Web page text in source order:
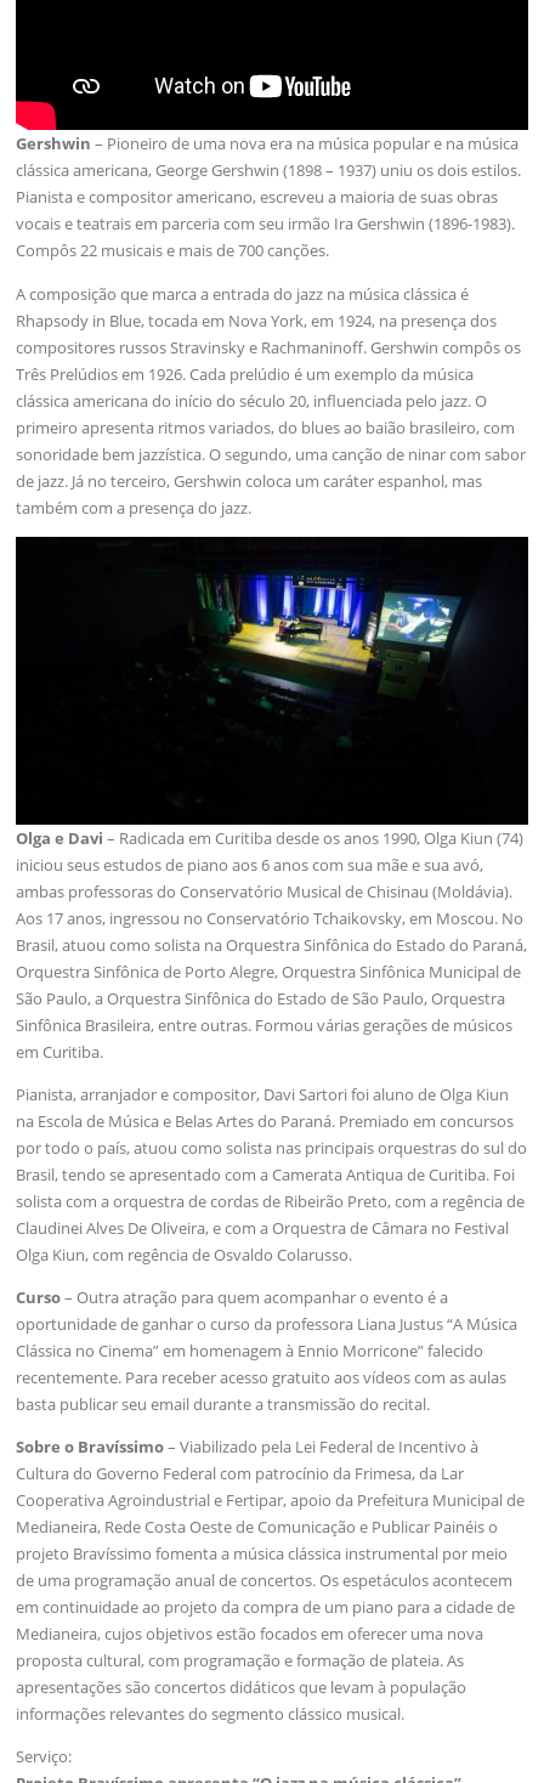
Gershwin– Pioneiro de uma nova era na música popular e na música
clássica americana, George Gershwin (1898 – 1937) uniu os dois estilos.
Pianista e compositor americano, escreveu a maioria de suas obras
vocais e teatrais em parceria com seu irmão Ira Gershwin (1896-1983).
Compôs 22 musicais e mais de 700 canções.
A composição que marca a entrada do jazz na música clássica é
Rhapsody in Blue, tocada em Nova York, em 1924, na presença dos
compositores russos Stravinsky e Rachmaninoff. Gershwin compôs os
Três Prelúdios em 1926. Cada prelúdio é um exemplo da música
clássica americana do início do século 20, influenciada pelo jazz. O
primeiro apresenta ritmos variados, do blues ao baião brasileiro, com
sonoridade bem jazzística. O segundo, uma canção de ninar com sabor
de jazz. Já no terceiro, Gershwin coloca um caráter espanhol, mas
também com a presença do jazz.
Olga e Davi – Radicada em Curitiba desde os anos 1990, Olga Kiun (74)
iniciou seus estudos de piano aos 6 anos com sua mãe e sua avó,
ambas professoras do Conservatório Musical de Chisinau (Moldávia).
Aos 17 anos, ingressou no Conservatório Tchaikovsky, em Moscou. No
Brasil, atuou como solista na Orquestra Sinfônica do Estado do Paraná,
Orquestra Sinfônica de Porto Alegre, Orquestra Sinfônica Municipal de
São Paulo, a Orquestra Sinfônica do Estado de São Paulo, Orquestra
Sinfônica Brasileira, entre outras. Formou várias gerações de músicos
em Curitiba.
Pianista, arranjador e compositor, Davi Sartori foi aluno de Olga Kiun
na Escola de Música e Belas Artes do Paraná. Premiado em concursos
por todo o país, atuou como solista nas principais orquestras do sul do
Brasil, tendo se apresentado com a Camerata Antiqua de Curitiba. Foi
solista com a orquestra de cordas de Ribeirão Preto, com a regência de
Claudinei Alves De Oliveira, e com a Orquestra de Câmara no Festival
Olga Kiun, com regência de Osvaldo Colarusso.
Curso– Outra atração para quem acompanhar o evento é a
oportunidade de ganhar o curso da professora Liana Justus “A Música
Clássica no Cinema” em homenagem à Ennio Morricone” falecido
recentemente. Para receber acesso gratuito aos vídeos com as aulas
basta publicar seu email durante a transmissão do recital.
Sobre o Bravíssimo– Viabilizado pela Lei Federal de Incentivo à
Cultura do Governo Federal com patrocínio da Frimesa, da Lar
Cooperativa Agroindustrial e Fertipar, apoio da Prefeitura Municipal de
Medianeira, Rede Costa Oeste de Comunicação e Publicar Painéis o
projeto Bravíssimo fomenta a música clássica instrumental por meio
de uma programação anual de concertos. Os espetáculos acontecem
em continuidade ao projeto da compra de um piano para a cidade de
Medianeira, cujos objetivos estão focados em oferecer uma nova
proposta cultural, com programação e formação de plateia. As
apresentações são concertos didáticos que levam à população
informações relevantes do segmento clássico musical.
Serviço: